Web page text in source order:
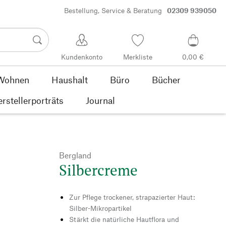
Bestellung, Service & Beratung 02309 939050
Kundenkonto Merkliste 0,00 €
Haushalt Büro
Bücher
Journal
Bergland
Silbercreme
Zur Pflege trockener, strapazierter Haut:
Silber-Mikropartikel
Stärkt die natürliche Hautflora und